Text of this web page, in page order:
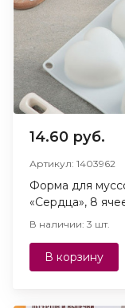
14.60 руб.
Артикул: 1403962
Форма для
«Сердца», 8
В наличии: 3 шт.
В корзину